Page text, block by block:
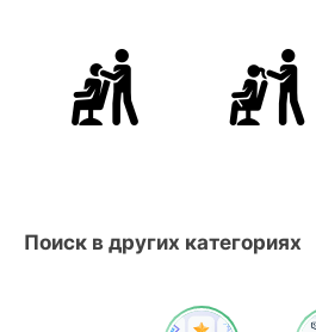
Поиск в других категориях